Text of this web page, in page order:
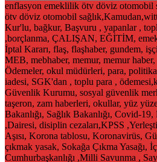
enflasyon emeklilik ötv döviz otomobil
ötv döviz otomobil
Kur'lu, bağkur, Başvuru , yapanlar ,
,borçlanma, ÇALIŞAN, EĞİTİM,
İptal Kararı, flaş, flaşhaber, gundem,
MEB, mebhaber, memur, memur
Ödemeler, okul müdürleri, para,
iadesi, SGK'dan , toplu para ,
Güvenlik Kurumu, sosyal güvenlik
taşeron, zam haberleri, okullar, yüz
Bakanlığı, Sağlık Bakanlığı, Covid-
,Dairesi, disiplin cezaları,KPSS
Aşısı, Korona tablosu, Koronavirüs,
çıkmak yasak, Sokağa Çıkma Yasağı,
Cumhurbaşkanlığı ,Milli Savunma ,